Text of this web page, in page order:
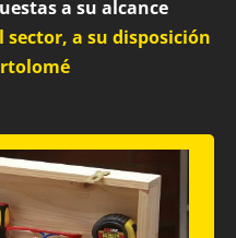
a su alcance
sector, a su disposición